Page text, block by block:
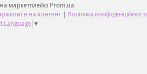
маркетплейсі Prom.ua
на контент | Політика конфіденційності
Language ▼